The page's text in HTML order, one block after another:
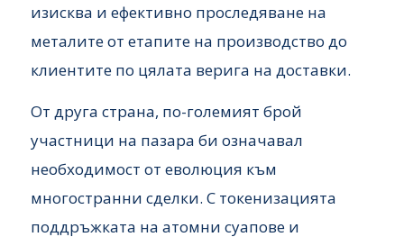
изисква и ефективно проследяване на
металите от етапите на производство до
клиентите по цялата верига на доставки.
От друга страна, по-големият брой
участници на пазара би означавал
необходимост от еволюция към
многостранни сделки. С токенизацията
поддръжката на атомни суапове и